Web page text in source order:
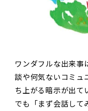
ワンダフルな出来事
談や何気ないコミュ
ち上がる暗示が出て
でも「まず会話して